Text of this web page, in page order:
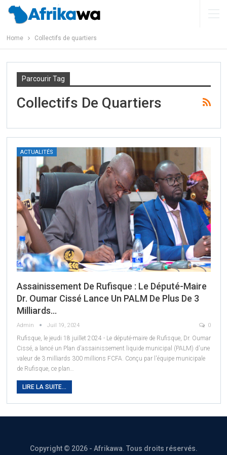
Home Collectifs de quartiers
Parcourir Tag
Collectifs De Quartiers
ACTUALITÉS
Assainissement De Rufisque : Le Député-Maire
Dr. Oumar Cissé Lance Un PALM De Plus De 3
Milliards…
Admin Juil 19, 2024 0
Rufisque, le jeudi 18 juillet 2024 - Le député-maire de Rufisque, Dr. Oumar
Cissé, a lancé un Plan d'assainissement liquide municipal (PALM) d'une
valeur de 3 milliards 300 millions FCFA. Conçu par l'équipe municipale
de Rufisque, ce plan
LIRE LA SUITE...
Copyright © 2026 - Afrikawa. Tous droits réservés.